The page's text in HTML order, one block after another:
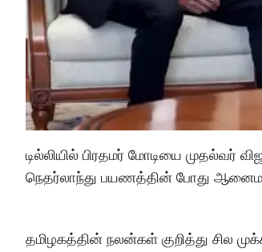
டில்லியில் பிரதமர் மோடியை முதல்வர்
நெதர்லாந்து பயணத்தின் போது
தமிழகத்தின் நலன்கள் குறித்து சில